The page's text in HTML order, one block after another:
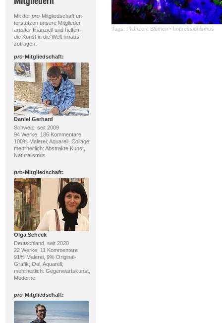
Mit der pro-Mitgliedschaft un-
terstützen unsere Mitglieder
artofferfinanziell und helfen,
die Kunst in die Welt hinaus-
zutragen.
pro-Mitgliedschaft:
Daniel Gerhard
Schweiz, seit 2009
94 Werke, 186 Kommentare
100% Malerei; Aquarell, Collage;
mehrheitlich: Abstrakte Kunst,
Naturalismus
pro-Mitgliedschaft:
Olga Scheck
Deutschland, seit 2020
22 Werke, 11 Kommentare
91% Malerei, 9% Original-
Grafik; Oel, Aquarell;
mehrheitlich: Gegenwartskunst,
Moderne
pro-Mitgliedschaft:
Tags: Pflanzen: Blumen · Impressionismus